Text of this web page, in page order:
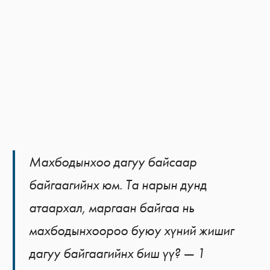
Махбодынхоо дагуу байсаар
байгаагийнх юм. Та нарын дунд
атаархал, маргаан байгаа нь
махбодынхоороо буюу хүний жишиг
дагуу байгаагийнх биш үү? — 1